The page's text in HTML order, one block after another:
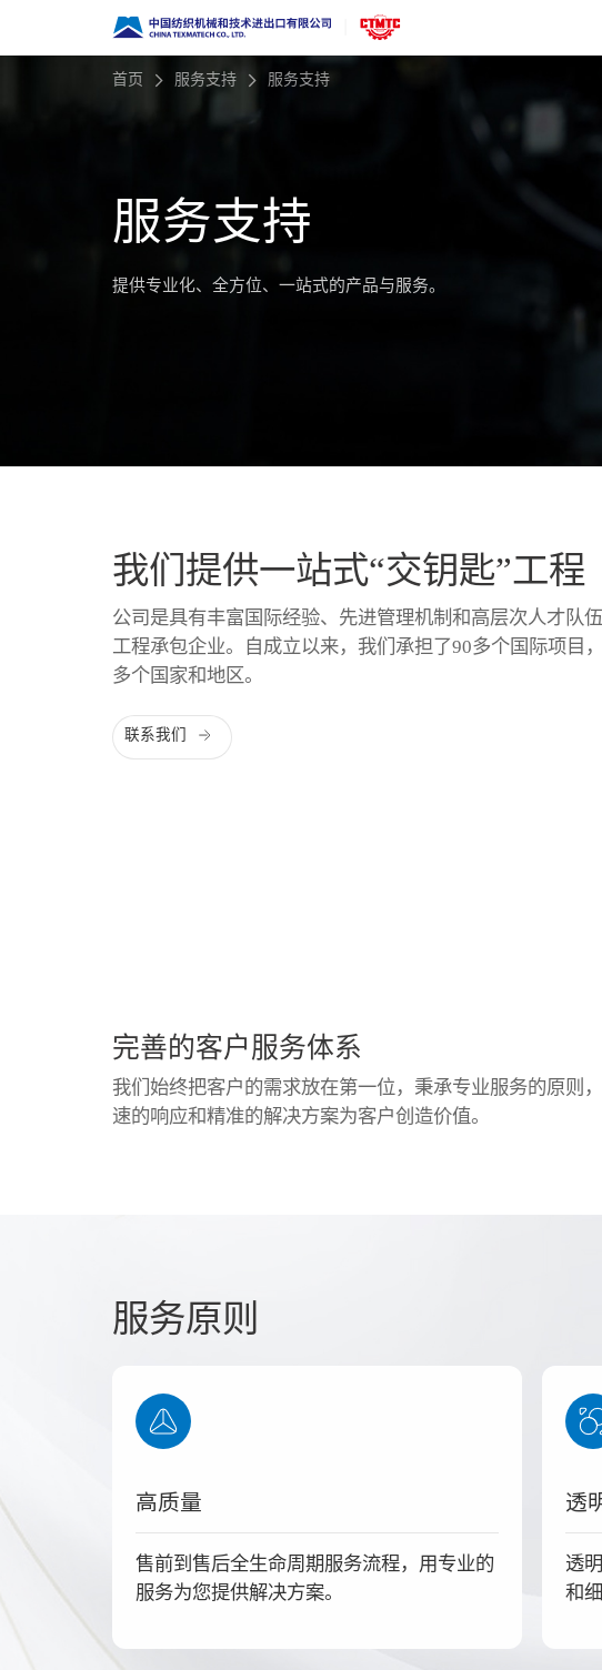
服务支持
提供专业化、全方位、一站式的产品与服务。
首页 服务支持 服务支持
我们提供一站式“交钥匙”工程
公司是具有丰富国际经验、先进管理机制和高层次人才队
工程承包企业。自成立以来，我们承担了90多个国际项目
多个国家和地区。
联系我们
完善的客户服务体系
我们始终把客户的需求放在第一位，秉承专业服务的原则
速的响应和精准的解决方案为客户创造价值。
服务原则
高质量
售前到售后全生命周期服务流程，用专业的
服务为您提供解决方案。
透
透
和